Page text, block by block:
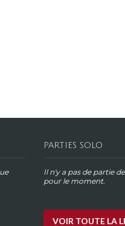
PARTIES SOLO
Il n'y a pas de partie
pour le moment.
VOIR TOUTE LA